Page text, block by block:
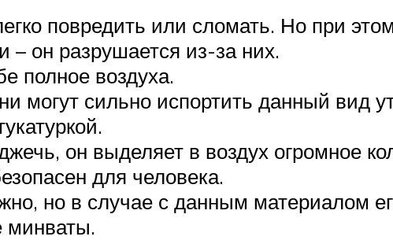
повредить или сломать. Но при этом
– он разрушается из-за них.
полное воздуха.
могут сильно испортить данный вид
он выделяет в воздух огромное
для человека.
но в случае с данным материалом
минваты.